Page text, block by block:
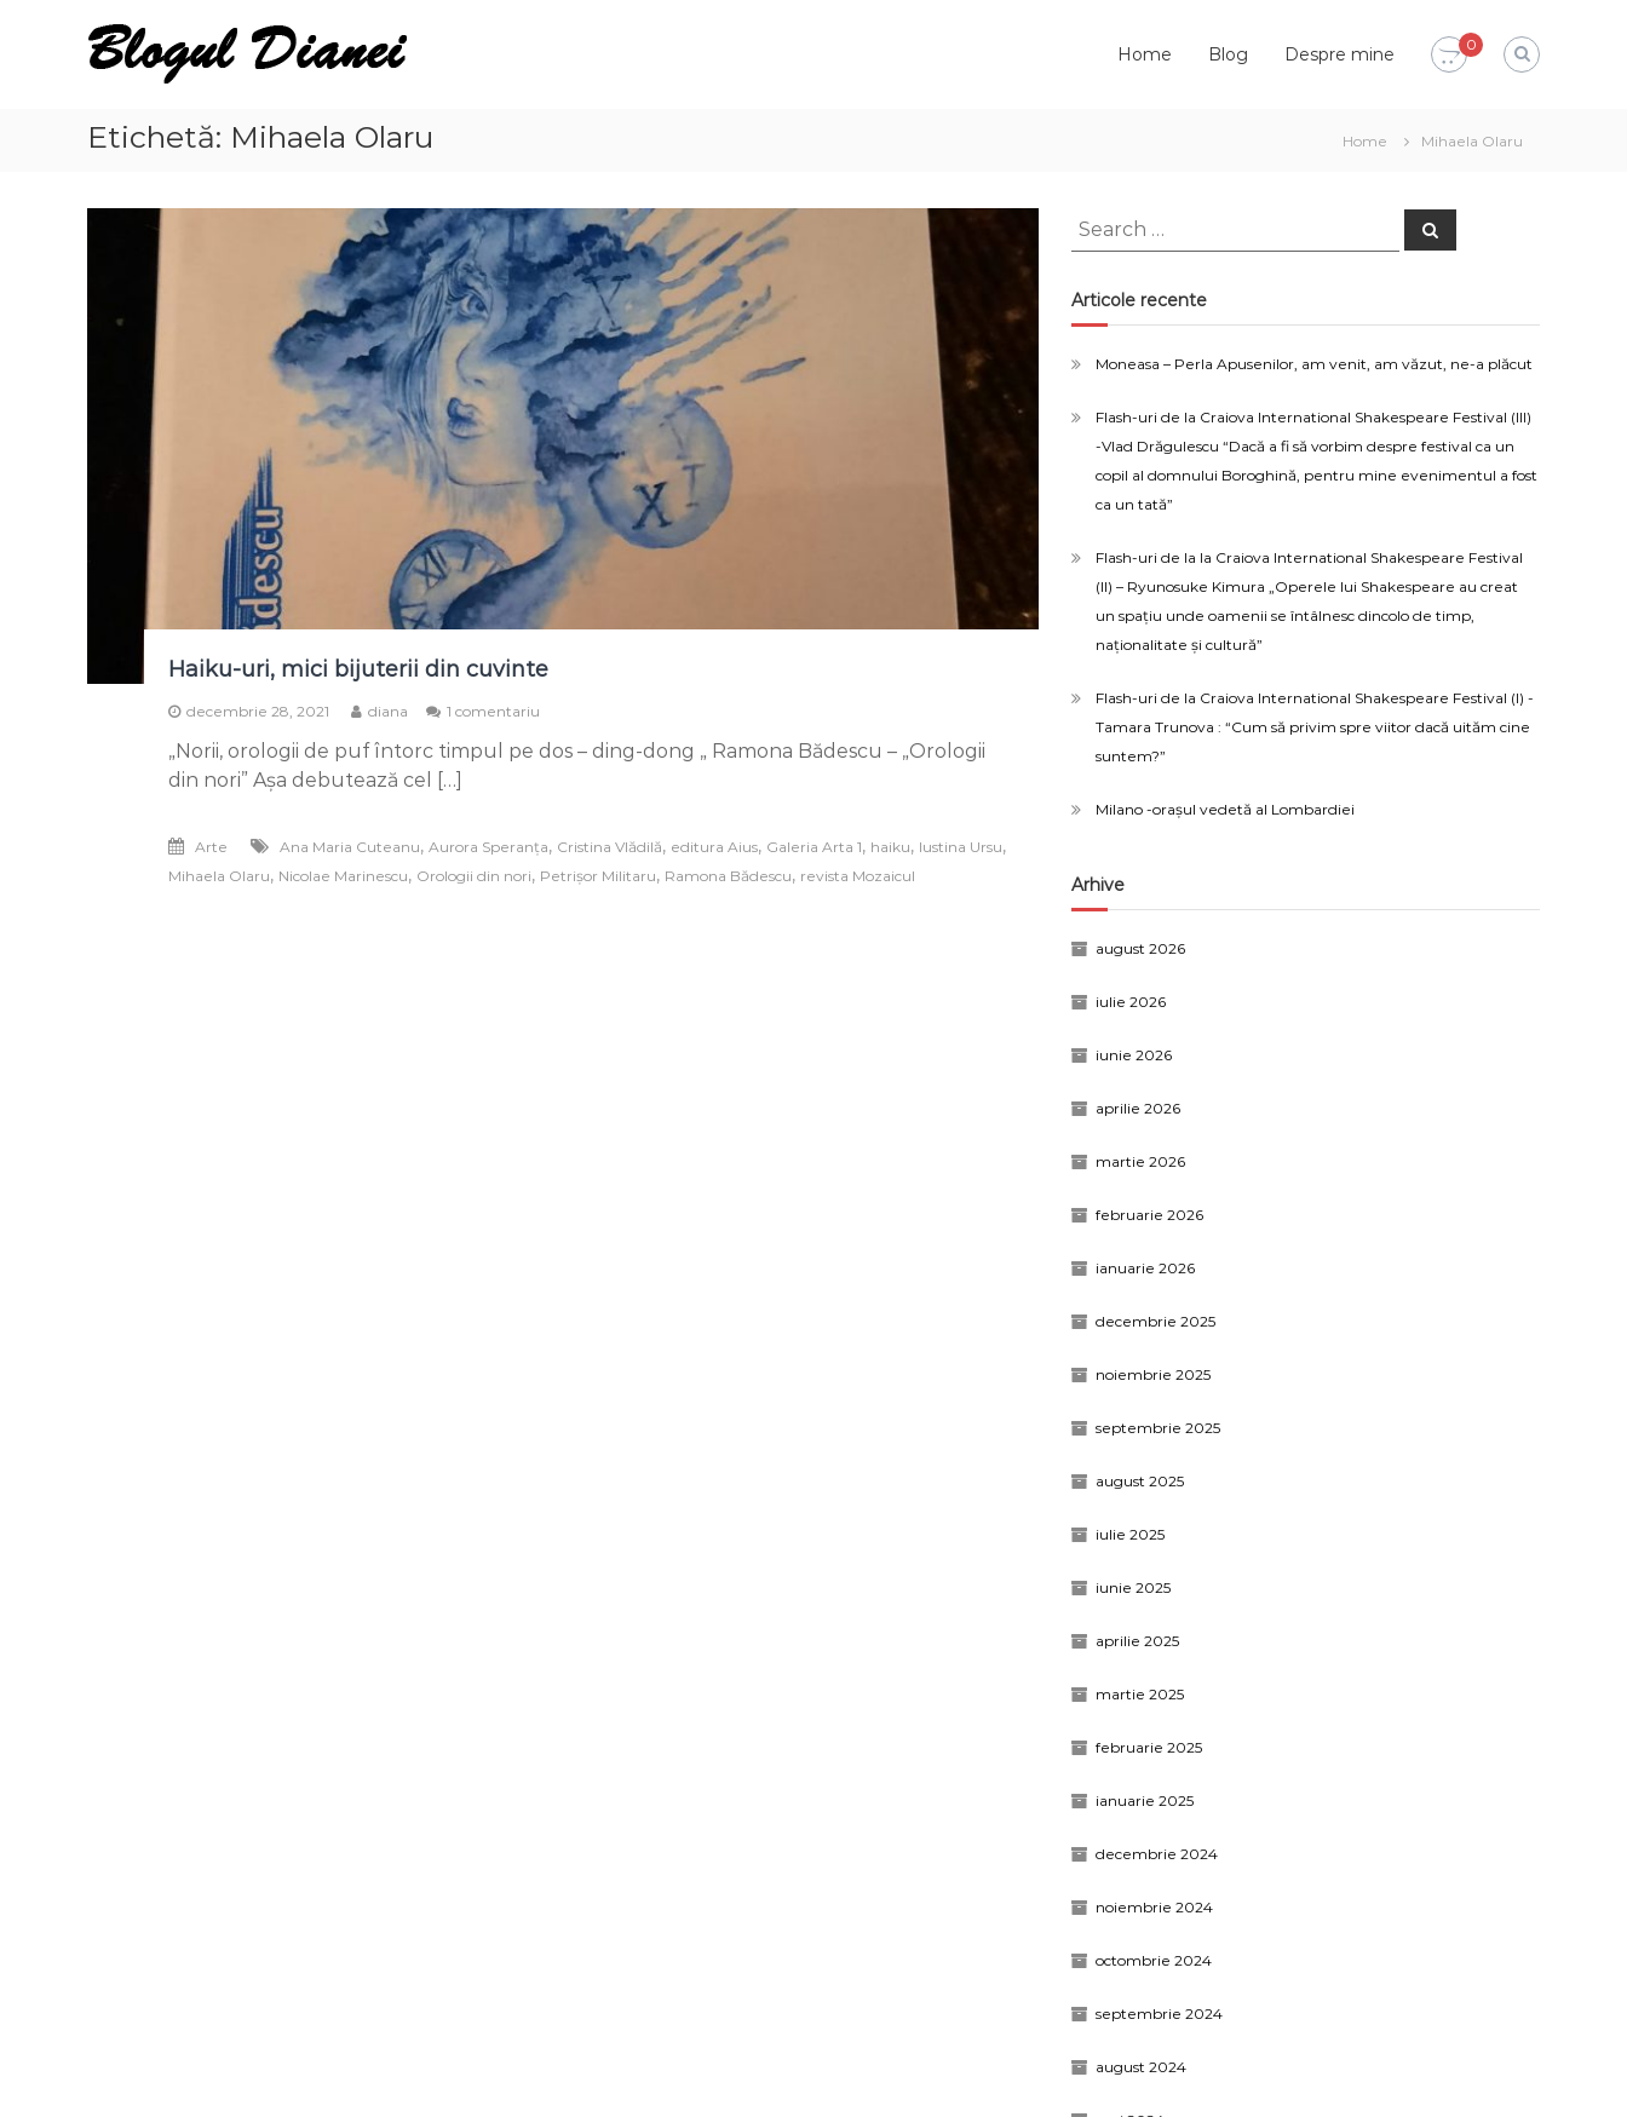
Blogul
Dianei
Blognotes
opinie,
finețuri
Home Blog Despre mine 0
Etichetă: Mihaela Olaru Home Mihaela Olaru
Haiku-uri, mici bijuterii din cuvinte
decembrie 28, 2021 diana 1 comentariu
uri,
cuvinte
„Norii, orologii de puf întorc timpul pe dos – ding-dong „ Ramona Bădescu – „Orologii
din nori” Așa debutează cel […]
Arte Ana Maria Cuteanu,Aurora Speranța, Cristina Vlădilă, editura Aius, Galeria Arta 1, haiku, Iustina Ursu,
Mihaela Olaru, Nicolae Marinescu, Orologii din nori, Petrișor Militaru, Ramona Bădescu, revista Mozaicul
Search
for:
Search
Articole recente
Moneasa – Perla Apusenilor, am venit, am văzut, ne-a plăcut
Flash-uri de la Craiova International Shakespeare Festival (III)
-Vlad Drăgulescu “Dacă a fi să vorbim despre festival ca un
copil al domnului Boroghină, pentru mine evenimentul a fost
ca un tată”
Flash-uri de la la Craiova International Shakespeare Festival
(II) – Ryunosuke Kimura „Operele lui Shakespeare au creat
un spațiu unde oamenii se întâlnesc dincolo de timp,
naționalitate și cultură”
Flash-uri de la Craiova International Shakespeare Festival (I) -
Tamara Trunova : “Cum să privim spre viitor dacă uităm cine
suntem?”
Milano -orașul vedetă al Lombardiei
Arhive
august 2026
iulie 2026
iunie 2026
aprilie 2026
martie 2026
februarie 2026
ianuarie 2026
decembrie 2025
noiembrie 2025
septembrie 2025
august 2025
iulie 2025
iunie 2025
aprilie 2025
martie 2025
februarie 2025
ianuarie 2025
decembrie 2024
noiembrie 2024
octombrie 2024
septembrie 2024
august 2024